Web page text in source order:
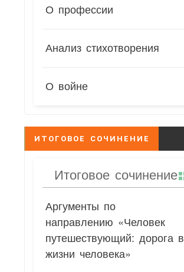
О профессии
Анализ стихотворения
О войне
ИТОГОВОЕ СОЧИНЕНИЕ
Итоговое сочинение
Аргументы по
направлению «Человек
путешествующий: дорога в
жизни человека»